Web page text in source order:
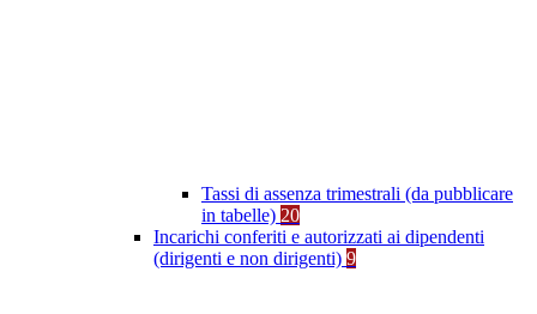
Tassi di assenza trimestrali (da pubblicare
in tabelle) 20
Incarichi conferiti e autorizzati ai dipendenti
(dirigenti e non dirigenti) 9